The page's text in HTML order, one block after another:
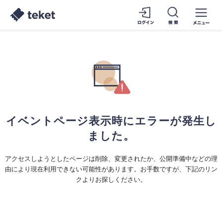
イベントページ表示時にエラーが発生し
ました。
アクセスしようとしたページは削除、変更されたか、公開準備中などの理
由により現在利用できない可能性があります。お手数ですが、下記のリン
クよりお探しください。